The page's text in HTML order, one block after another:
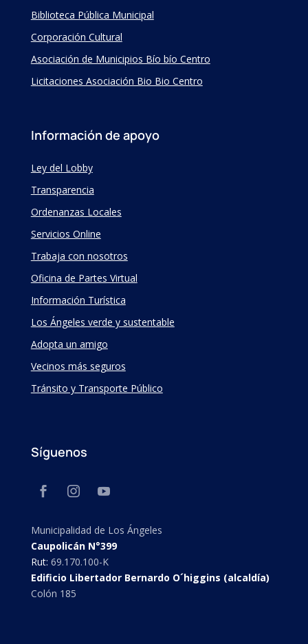
Biblioteca Pública Municipal
Corporación Cultural
Asociación de Municipios Bío bío Centro
Licitaciones Asociación Bio Bio Centro
Información de apoyo
Ley del Lobby
Transparencia
Ordenanzas Locales
Servicios Online
Trabaja con nosotros
Oficina de Partes Virtual
Información Turística
Los Ángeles verde y sustentable
Adopta un amigo
Vecinos más seguros
Tránsito y Transporte Público
Síguenos
Municipalidad de Los Ángeles
Caupolicán N°399
Rut: 69.170.100-K
Edificio Libertador Bernardo O´higgins (alcaldía)
Colón 185